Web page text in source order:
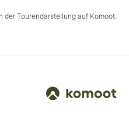
der Tourendarstellung auf Komoot.